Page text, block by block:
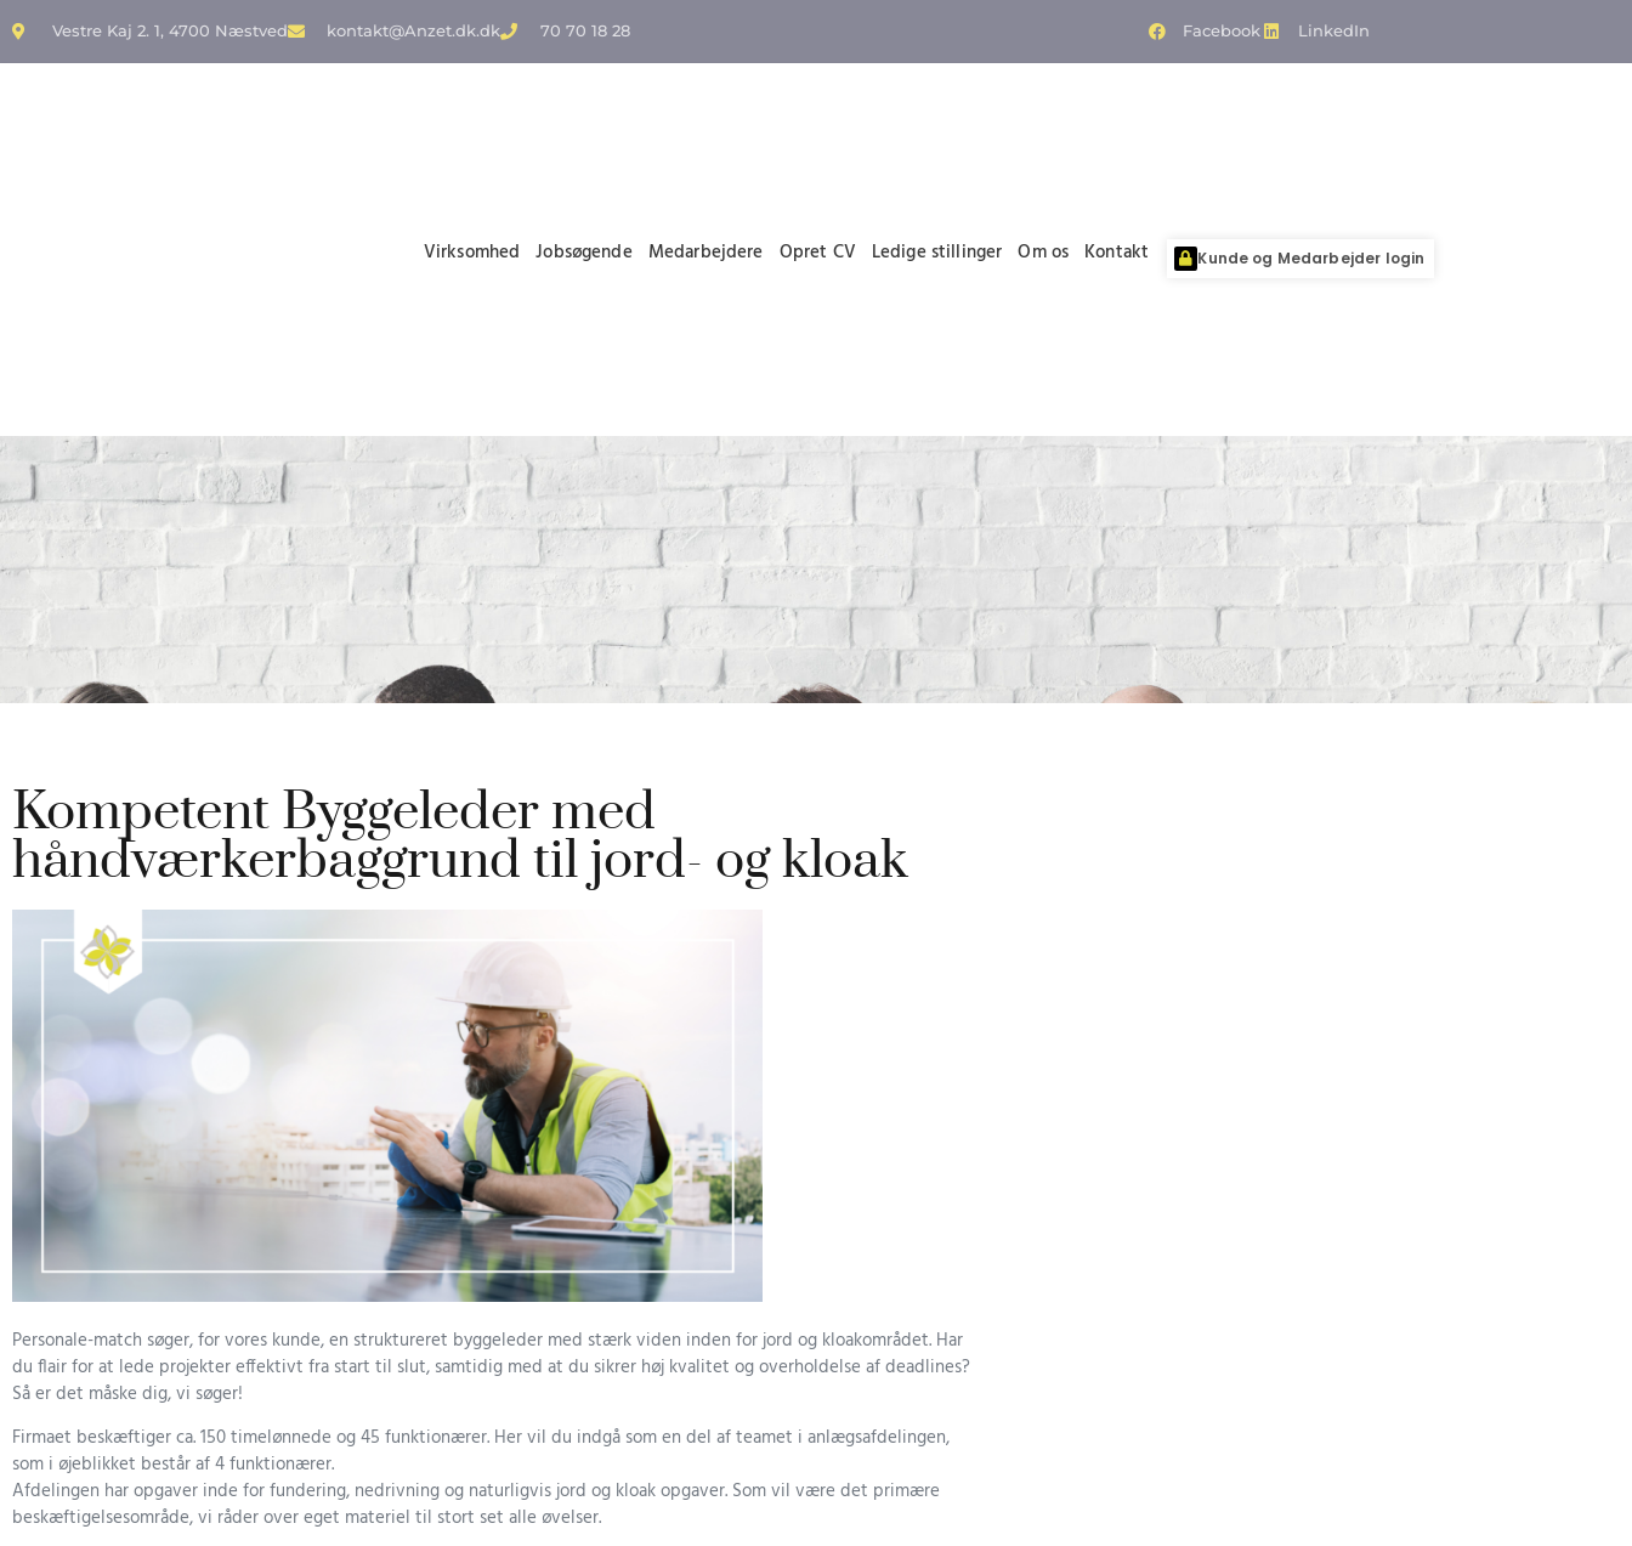
Vestre Kaj 2. 1, 4700 Næstved kontakt@Anzet.dk.dk 70 70 18 28 Facebook LinkedIn
Virksomhed Jobsøgende Medarbejdere Opret CV Ledige stillinger Om os Kontakt Kunde og Medarbejder login
Kompetent Byggeleder med
håndværkerbaggrund til jord- og kloak
Personale-match søger, for vores kunde, en struktureret byggeleder med stærk viden inden for jord og kloakområdet. Har
du flair for at lede projekter effektivt fra start til slut, samtidig med at du sikrer høj kvalitet og overholdelse af deadlines?
Så er det måske dig, vi søger!
Firmaet beskæftiger ca. 150 timelønnede og 45 funktionærer. Her vil du indgå som en del af teamet i anlægsafdelingen,
som i øjeblikket består af 4 funktionærer.
Afdelingen har opgaver inde for fundering, nedrivning og naturligvis jord og kloak opgaver. Som vil være det primære
beskæftigelsesområde, vi råder over eget materiel til stort set alle øvelser.